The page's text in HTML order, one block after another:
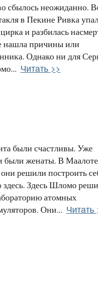
сбылось неожиданно.
в Пекине Ривка
и разбилась
нашла причины или
Однако ни для
Читать >>
были счастливы. Уже
были женаты. В
решили построить
Здесь Шломо
атомных
Они... Читать